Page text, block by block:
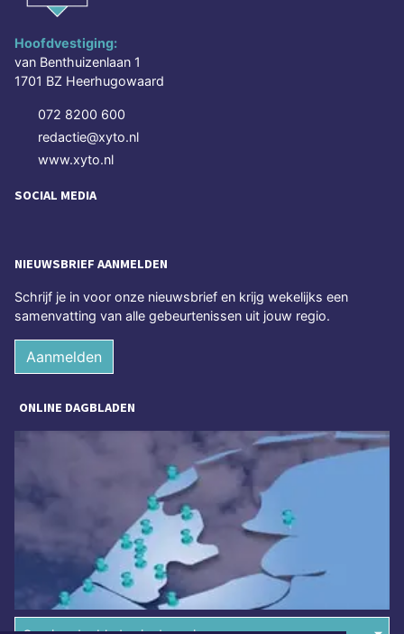
Hoofdvestiging:
van Benthuizenlaan 1
1701 BZ Heerhugowaard
072 8200 600
redactie@xyto.nl
www.xyto.nl
SOCIAL MEDIA
NIEUWSBRIEF AANMELDEN
Schrijf je in voor onze nieuwsbrief en krijg wekelijks een
samenvatting van alle gebeurtenissen uit jouw regio.
Aanmelden
ONLINE DAGBLADEN